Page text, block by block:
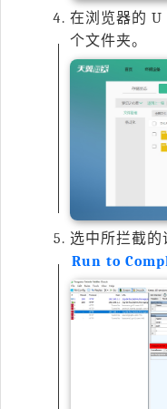
在浏览器的 U
个文件夹。
选中所拦截的
Run to